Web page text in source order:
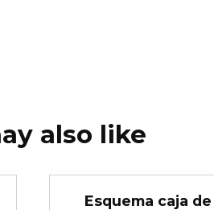
also like
Esquema caja de